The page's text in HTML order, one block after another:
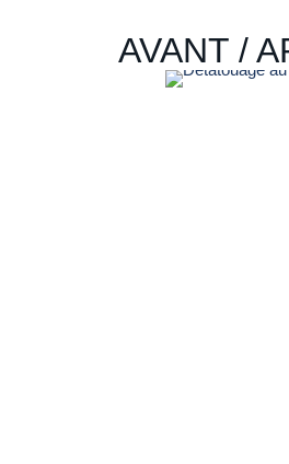
AVANT /